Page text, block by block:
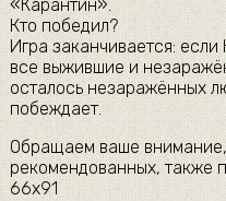
«Карантин».
Кто победил?
Игра заканчивается:
все выжившие и
осталось незаражённых
побеждает.
Обращаем ваше
рекомендованных, также
66х91